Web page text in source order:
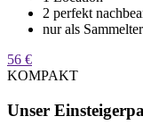
2 perfekt
nur als
56 €
KOMPAKT
Unser